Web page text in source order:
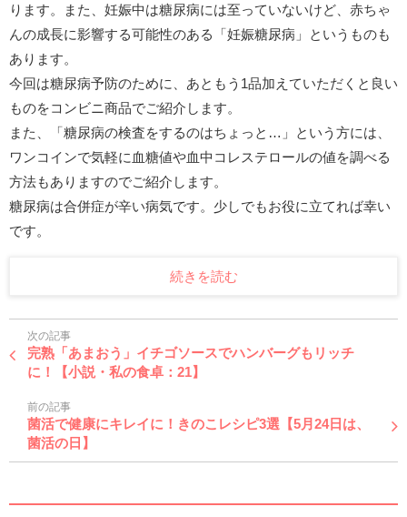
ります。また、妊娠中は糖尿病には至っていないけど、赤ちゃ
んの成長に影響する可能性のある「妊娠糖尿病」というものも
あります。
今回は糖尿病予防のために、あともう1品加えていただくと良い
ものをコンビニ商品でご紹介します。
また、「糖尿病の検査をするのはちょっと…」という方には、
ワンコインで気軽に血糖値や血中コレステロールの値を調べる
方法もありますのでご紹介します。
糖尿病は合併症が辛い病気です。少しでもお役に立てれば幸い
です。
続きを読む
次の記事
完熟「あまおう」イチゴソースでハンバーグもリッチ
に！【小説・私の食卓：21】
前の記事
菌活で健康にキレイに！きのこレシピ3選【5月24日は、
菌活の日】